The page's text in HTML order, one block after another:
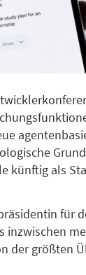
künftig als
für
inzwischen
der größten